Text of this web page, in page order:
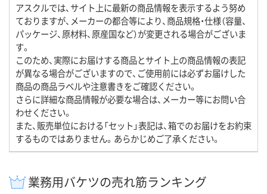
アスクルでは、サイト上に最新の商品情報を表示するよう努め
ておりますが、メーカーの都合等により、商品規格・仕様（容量、
パッケージ、原材料、原産国など）が変更される場合がございま
す。
このため、実際にお届けする商品とサイト上の商品情報の表記
が異なる場合がございますので、ご使用前には必ずお届けした
商品の商品ラベルや注意書きをご確認ください。
さらに詳細な商品情報が必要な場合は、メーカー等にお問い合
わせください。
また、販売単位における「セット」表記は、箱でのお届けをお約束
するものではありません。あらかじめご了承ください。
業務用バケツの売れ筋ランキング